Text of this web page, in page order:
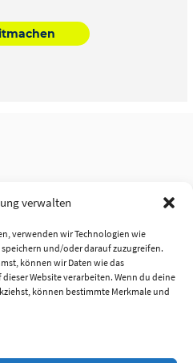
verwalten
verwenden wir Technologien wie
und/oder darauf zuzugreifen.
können wir Daten wie das
Website verarbeiten. Wenn du deine
können bestimmte Merkmale und